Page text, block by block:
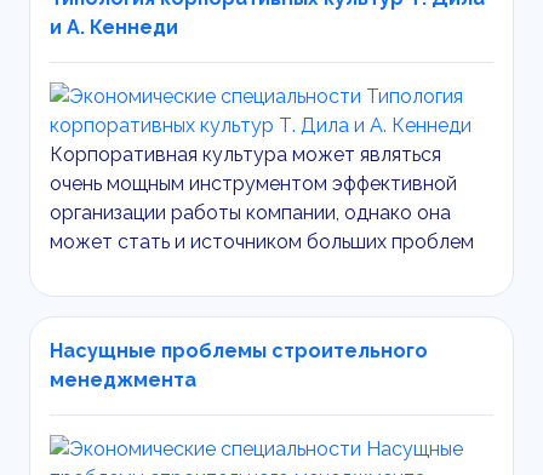
и А. Кеннеди
Корпоративная культура может являться
очень мощным инструментом эффективной
организации работы компании, однако она
может стать и источником больших проблем
Насущные проблемы строительного
менеджмента